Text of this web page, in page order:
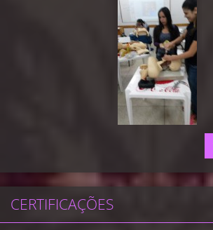
CERTIFICAÇÕES